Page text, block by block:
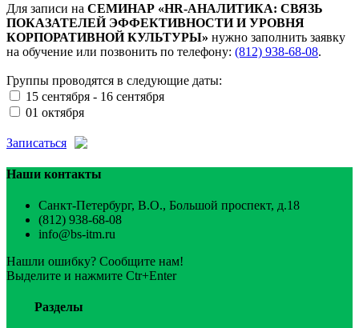
Для записи на СЕМИНАР «HR-АНАЛИТИКА: СВЯЗЬ
ПОКАЗАТЕЛЕЙ ЭФФЕКТИВНОСТИ И УРОВНЯ
КОРПОРАТИВНОЙ КУЛЬТУРЫ» нужно заполнить заявку
на обучение или позвонить по телефону: (812) 938-68-08.
Группы проводятся в следующие даты:
15 сентября - 16 сентября
01 октября
Записаться
Наши контакты
Санкт-Петербург, В.О., Большой проспект, д.18
(812) 938-68-08
info@bs-itm.ru
Нашли ошибку? Сообщите нам!
Выделите и нажмите Ctr+Enter
Разделы